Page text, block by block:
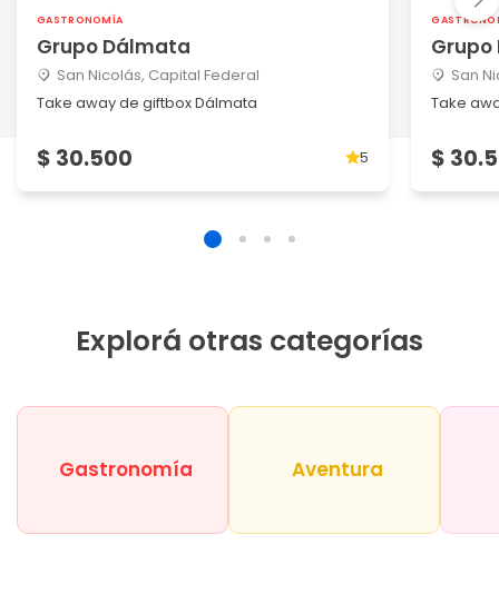
GASTRONOMÍA
Grupo Dálmata
San Nicolás, Capital Federal
Take away de giftbox Dálmata
$ 30.500 5
San
Take
$
Explorá otras categorías
Gastronomía Aventura